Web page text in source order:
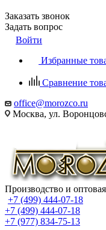
Заказать звонок
Задать вопрос
Войти
Избранные
Сравнение
office@morozco.ru
Москва, ул.
Производство и
+7 (499) 444-07-18
+7 (499) 444-07-18
+7 (977) 834-75-13